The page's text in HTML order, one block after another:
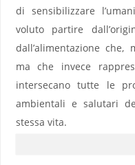
di sensibilizzare
voluto partire
dall’alimentazione che,
ma che invece
intersecano tutte le
ambientali e salutari
stessa vita.